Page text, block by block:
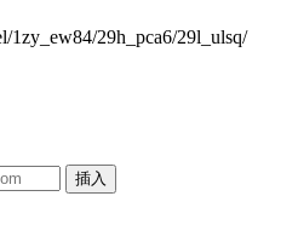
1zy_ew84/29h_pca6/29l_ulsq/
插入